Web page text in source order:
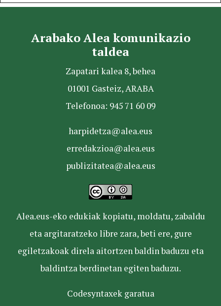
Arabako Alea komunikazio
taldea
Zapatari kalea 8, behea
01001 Gasteiz, ARABA
Telefonoa: 945 71 60 09
harpidetza@alea.eus
erredakzioa@alea.eus
publizitatea@alea.eus
Alea.eus-eko edukiak kopiatu, moldatu, zabaldu
eta argitaratzeko libre zara, beti ere, gure
egiletzakoak direla aitortzen baldin baduzu eta
baldintza berdinetan egiten baduzu.
Codesyntaxek garatua